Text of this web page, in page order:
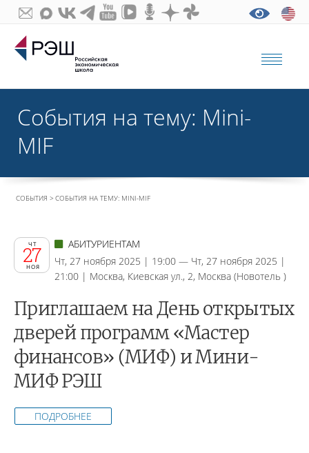
События на тему: Mini-
MIF
СОБЫТИЯ СОБЫТИЯ НА ТЕМУ: MINI-MIF
ЧТ
27
НОЯ
АБИТУРИЕНТАМ
Чт, 27 ноября 2025 | 19:00 — Чт, 27 ноября 2025 |
21:00 | Москва, Киевская ул., 2, Москва (Новотель )
Приглашаем на День открытых
дверей программ «Мастер
финансов» (МИФ) и Мини-
МИФ РЭШ
ПОДРОБНЕЕ